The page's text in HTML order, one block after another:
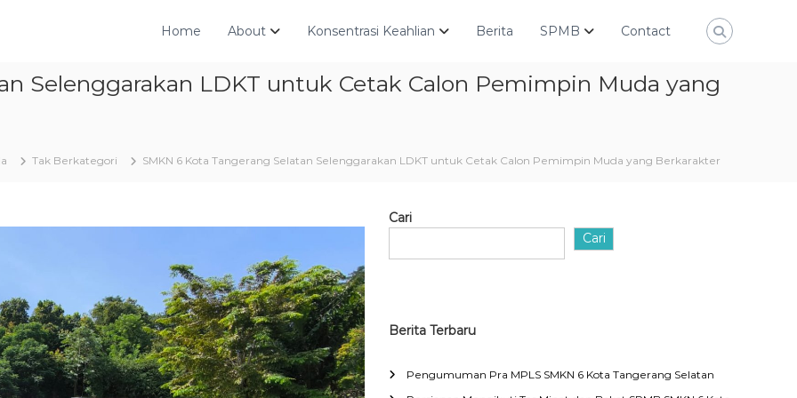
Home About Konsentrasi Keahlian Berita SPMB Contact
Selenggarakan LDKT untuk Cetak Calon Pemimpin Muda yang
Tak Berkategori SMKN 6 Kota Tangerang Selatan Selenggarakan LDKT untuk Cetak Calon Pemimpin Muda yang Berkarakter
Cari
Cari
Berita Terbaru
Pengumuman Pra MPLS SMKN 6 Kota Tangerang Selatan